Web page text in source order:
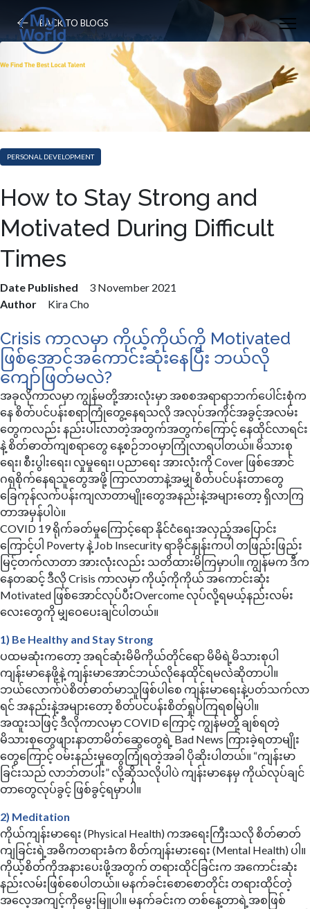
BACK TO BLOGS
PERSONAL DEVELOPMENT
How to Stay Strong and
Motivated During Difficult
Times
Date Published
3 November 2021
Author
Kira Cho
​Crisis ကာလမှာ ကိုယ့်ကိုယ်ကို Motivated
ဖြစ်အောင်အကောင်းဆုံးနေပြီး ဘယ်လို
ကျော်ဖြတ်မလဲ?
အခုလိုကာလမှာ ကျွန်မတို့အားလုံးမှာ အစစအရာရာဘက်ပေါင်းစုံက
နေ စိတ်ပင်ပန်းစရာကြုံတွေ့နေရသလို အလုပ်အကိုင်အခွင့်အလမ်း
တွေကလည်း နည်းပါးလာတဲ့အတွက်အတွက်ကြောင့် နေထိုင်လာရင်း
နဲ့ စိတ်ဓာတ်ကျစရာတွေ နေ့စဉ်ဘဝမှာကြုံလာရပါတယ်။ မိသားစု
ရေး၊ စီးပွါးရေး၊ လှုမှုရေး၊ ပညာရေး အားလုံးကို Cover ဖြစ်အောင်
ဂရုစိုက်နေရသူတွေအဖို့ ကြာလာတာနဲ့အမျှ စိတ်ပင်ပန်းတာတွေ
ခြေကုန်လက်ပန်းကျလာတာမျိုးတွေအနည်းနဲ့အများတော့ ရှိလာကြ
တာအမှန်ပါပဲ။
COVID 19 ရိုက်ခတ်မှုကြောင့်ရော နိုင်ငံရေးအလှည့်အပြောင်း
ကြောင့်ပါ Poverty နဲ့ Job Insecurity ရာခိုင်နှုန်းကပါ တဖြည်းဖြည်း
မြင့်တက်လာတာ အားလုံးလည်း သတိထားမိကြမှာပါ။ ကျွန်မက ဒီက
နေတဆင့် ဒီလို Crisis ကာလမှာ ကိုယ့်ကိုကိုယ် အကောင်းဆုံး
Motivated ဖြစ်အောင်လုပ်ပီးOvercome လုပ်လို့ရမယ့်နည်းလမ်း
လေးတွေကို မျှဝေပေးချင်ပါတယ်။
1) Be Healthy and Stay Strong
ပထမဆုံးကတော့ အရင်ဆုံးမိမိကိုယ်တိုင်ရော မိမိရဲ့မိသားစုပါ
ကျန်းမာနေဖို့နဲ့ ကျန်းမာအောင်ဘယ်လိုနေထိုင်ရမလဲဆိုတာပါ။
ဘယ်လောက်ပဲစိတ်ဓာတ်မာသူဖြစ်ပါစေ ကျန်းမာရေးနဲ့ပတ်သက်လာ
ရင် အနည်းနဲ့အများတော့ စိတ်ပင်ပန်းစိတ်ရှုပ်ကြရစမြဲပါ။
အထူးသဖြင့် ဒီလိုကာလမှာ COVID ကြောင့် ကျွန်မတို့ ချစ်ရတဲ့
မိသားစုတွေဖျားနာတာမိတ်ဆွေတွေရဲ့ Bad News ကြားခဲ့ရတာမျိုး
တွေကြောင့် ဝမ်းနည်းမှုတွေကြုံရတဲ့အခါ ပိုဆိုးပါတယ်။ “ကျန်းမာ
ခြင်းသည် လာဘ်တပါး” လို့ဆိုသလိုပါပဲ ကျန်းမာနေမှ ကိုယ်လုပ်ချင်
တာတွေလုပ်ခွင့် ဖြစ်ခွင့်ရမှာပါ။
2) Meditation
ကိုယ်ကျန်းမာရေး (Physical Health) ကအရေးကြီးသလို စိတ်ဓာတ်
ကျခြင်းရဲ့အဓိကတရားခံက စိတ်ကျန်းမားရေး (Mental Health) ပါ။
ကိုယ့်စိတ်ကိုအနားပေးဖို့အတွက် တရားထိုင်ခြင်းက အကောင်းဆုံး
နည်းလမ်းဖြစ်စေပါတယ်။ မနက်ခင်းစောစောတိုင်း တရားထိုင်တဲ့
အလေ့အကျင့်ကိုမွေးမြူပါ။ မနက်ခင်းက တစ်နေ့တာရဲ့အစဖြစ်